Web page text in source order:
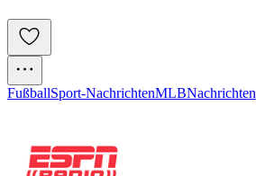
FußballSport-NachrichtenMLBNachrichten